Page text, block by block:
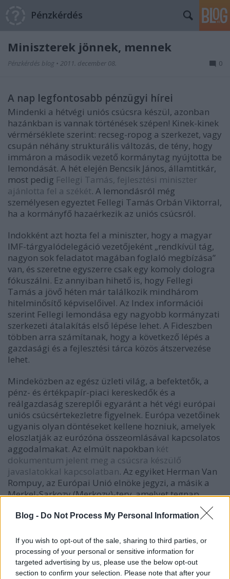
Blog - Do Not Process My Personal Information
If you wish to opt-out of the sale, sharing to third parties, or
processing of your personal or sensitive information for
targeted advertising by us, please use the below opt-out
section to confirm your selection. Please note that after your
Pénzkérdés
Miniszterek jönnek, mennek
Pénzkérdés blog • 2011. december 08. 0
A nap legfontosabb pénzügyi hírei
Mindenki a hétvégi uniós csúcsra készül, azonban
hazánkban is vannak történések szépen! Kinek-kinek
vérmérséklete szerint: recseg-ropog a szerkezet, vagy
csupán néhány strukturális változás, de tény, hogy
immáron a második vezető kormánytag nyújtotta be
lemondását. A hét elején Bencsik János, államtitkár,
most pedig Fellegi Tamás, fejlesztési miniszter
ajánlotta fel a székét. A lemondásról még
személyesen egyeztet Fellegi Tamás Orbán Viktorral,
ha a kormányfő hazaérkezik az uniós csúcsról.
Indokként azt hozta fel a miniszter, hogy a magyar
IMF-tárgyalódelegáció vezetőjeként „rendkívül tág,
nagyon sok feladatot magában foglaló megbízása”
van, és szeretne egyszerre csak egy komoly dologra
fókuszálni. Ez annyiban hihető is, hogy Fellegi
Tamás a jövő héten már találkozik mindhárom
hitelminősítő képviselőivel. Az Index információi
szerint Fellegi lemondása egy nagyobb kormányzati
szerkezeti átalakítás első lépése lehet. A Fideszben
többen arra számítanak, hogy a következő lépés a
gazdasági és a fejlesztési tárca közös átszervezése
lehet.
Mindeközben az egész üzleti világ, a befektetők, a
pénz- és értékpapír-piaci kereskedők és a
reálgazdaság szereplői egyaránt a hét végi európai
uniós csúcsértekezletre figyelnek. Európa vezetőinek
ugyanis olyan döntéseket kellene hozniuk, amelyek
eloszlatják az eurózóna összeomlásával kapcsolatos
aggodalmakat. Az elmúlt napokban két
dokumentum jelent meg a csúcsra készülő
javaslatokkal kapcsolatban. Az egyiket Herman Van
Rompuy, az Európai Unió elnöke jegyzi, a másik a
Merkel-Sarkozy (Merkozy)-terv, amelyet tegnap
alapszerződés olyan „apróbb” megváltoztatásáról
folyamatot, az utóbbi lényege a költségvetési hiány
és az államadósság plafonját átlépő államok
automatikus büntetése.